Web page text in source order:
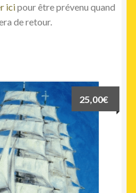
icipour être prévenu quand
de retour.
25,00€